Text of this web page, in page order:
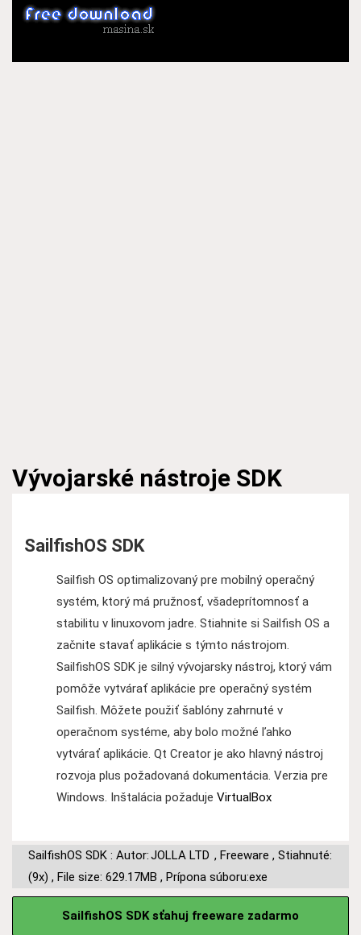
Vývojarské nástroje SDK
SailfishOS SDK
Sailfish OS optimalizovaný pre mobilný operačný
systém, ktorý má pružnosť, všadeprítomnosť a
stabilitu v linuxovom jadre. Stiahnite si Sailfish OS a
začnite stavať aplikácie s týmto nástrojom.
SailfishOS SDK je silný vývojarsky nástroj, ktorý vám
pomôže vytvárať aplikácie pre operačný systém
Sailfish. Môžete použiť šablóny zahrnuté v
operačnom systéme, aby bolo možné ľahko
vytvárať aplikácie. Qt Creator je ako hlavný nástroj
rozvoja plus požadovaná dokumentácia. Verzia pre
Windows. Inštalácia požaduje VirtualBox
SailfishOS SDK : Autor:JOLLA LTD , Freeware , Stiahnuté:
(9x) , File size: 629.17MB , Prípona súboru:exe
SailfishOS SDK sťahuj freeware zadarmo